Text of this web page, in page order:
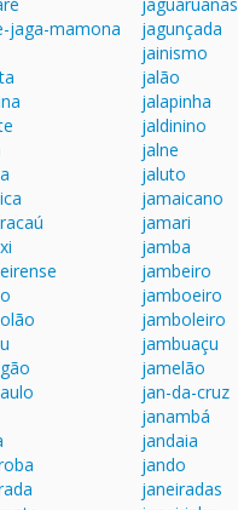
jaga-mamona
jagunçada
jainismo
jalão
jalapinha
jaldinino
jalne
jaluto
jamaicano
jamari
jamba
jambeiro
jamboeiro
jamboleiro
jambuaçu
jamelão
jan-da-cruz
janambá
jandaia
jando
janeiradas